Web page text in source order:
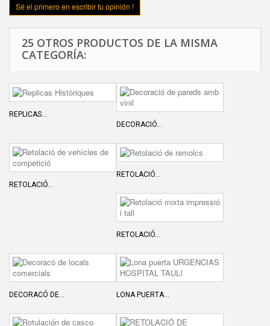
Sé el primero en escribir tu opinión !
25 OTROS PRODUCTOS DE LA MISMA
CATEGORÍA:
REPLICAS...
DECORACIÓ...
RETOLACIÓ...
RETOLACIÓ...
RETOLACIÓ...
DECORACÓ DE... LONA PUERTA...